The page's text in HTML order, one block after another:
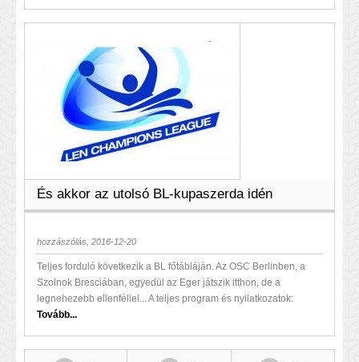
És akkor az utolsó BL-kupaszerda idén
hozzászólás, 2016-12-20
Teljes forduló következik a BL főtábláján. Az OSC Berlinben, a
Szolnok Bresciában, egyedül az Eger játszik itthon, de a
legnehezebb ellenféllel... A teljes program és nyilatkozatok:
Tovább...